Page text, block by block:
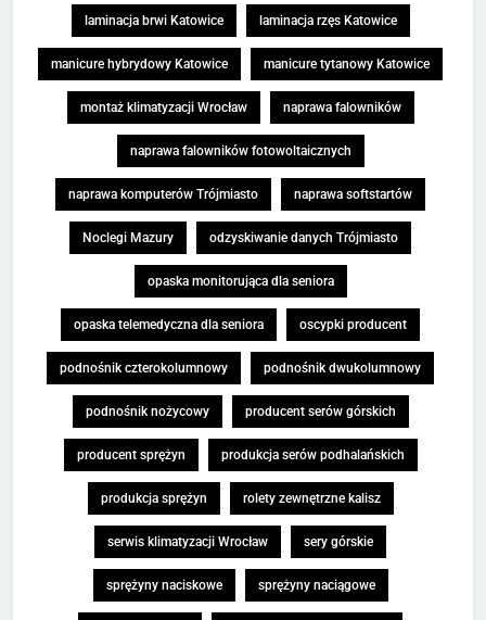
laminacja brwi Katowice laminacja rzęs Katowice
manicure hybrydowy Katowice manicure tytanowy Katowice
montaż klimatyzacji Wrocław naprawa falowników
naprawa falowników fotowoltaicznych
naprawa komputerów Trójmiasto naprawa softstartów
Noclegi Mazury odzyskiwanie danych Trójmiasto
opaska monitorująca dla seniora
opaska telemedyczna dla seniora oscypki producent
podnośnik czterokolumnowy podnośnik dwukolumnowy
podnośnik nożycowy producent serów górskich
producent sprężyn produkcja serów podhalańskich
produkcja sprężyn rolety zewnętrzne kalisz
serwis klimatyzacji Wrocław sery górskie
sprężyny naciskowe sprężyny naciągowe